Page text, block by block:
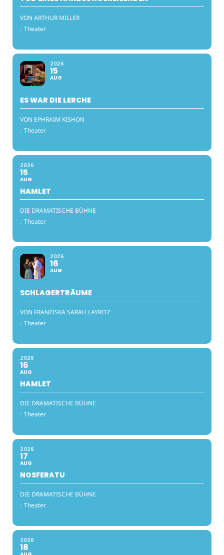
VON ARTHUR MILLER
: Theater
2026
15
AUG
ES WAR DIE LERCHE
VON EPHRAIM KISHON
: Theater
2026
15
AUG
HAMLET
DIE DRAMATISCHE BÜHNE
: Theater
2026
16
AUG
SCHLAGERTRÄUME
VON FRANZISKA SARAH LAYRITZ
: Theater
2026
16
AUG
HAMLET
DIE DRAMATISCHE BÜHNE
: Theater
2026
17
AUG
NOSFERATU
DIE DRAMATISCHE BÜHNE
: Theater
2026
18